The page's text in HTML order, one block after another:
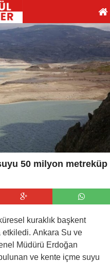
50 milyon metreküp
kuraklık başkent
etkiledi. Ankara Su ve
Müdürü Erdoğan
ve kente içme suyu